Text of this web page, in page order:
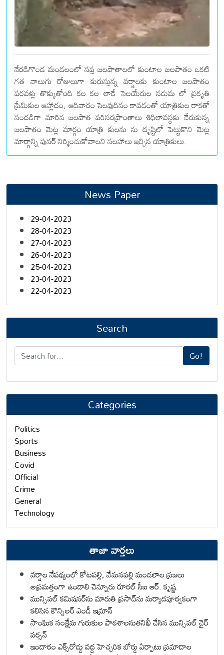
నేరడిగొండ మండలంలో సప్త జలపాతాలలో కుంటాల జలపాతం ఒకటి
గత నాలుగు రోజులుగా కురుస్తున్న వర్షాలకు కుంటాల జలపాతం
పరవళ్లు తొక్కుతోంది కల కల లాడే సెలయేరుల నడుమ లో ప్రకృతి
ప్రేమికుల ఆహ్లాదం, ఆదివారం సెలవుదినం కావడంతో యాత్రికుల రాకతో
సందడిగా మారిన జలపాత పరిసరప్రాంతాలు శిధిలావస్థకు చేరుకున్న
జలపాతం మెట్ల మార్గం యాత్రి కులను ను దృష్టిలో పెట్టుకొని మెట్ల
మార్గాన్ని పునర్ నిర్మించుకోవాలని సలహాలు ఇచ్చిన యాత్రికులు.
News Paper
29-04-2023
28-04-2023
27-04-2023
26-04-2023
25-04-2023
23-04-2023
22-04-2023
Search
Go!
Categories
Politics
Sports
Business
Covid
Official
Crime
General
Technology
తాజా వార్తలు
వర్షాల నేపథ్యంలో కోటపల్లి, వేమనపల్లి మండలాల ప్రజలు
అప్రమత్తంగా ఉండాలి చెన్నూరు రూరల్ సీఐ ఆర్. కృష్ణ
మున్సిపల్ కమిషనర్‌ను మారుతి ప్రసాద్‌ను మర్యాదపూర్వకంగా
కలిసిన కౌన్సిలర్ ఎండీ ఇమ్రాన్ ​
సాంఘిక సంక్షేమ గురుకుల పాఠశాలనుతనిఖీ చేసిన మున్సిపల్ చైర్
పర్సన్
ఇందారం ఎక్స్‌రోడ్డు వద్ద హెచ్చరిక బోర్డు ఏర్పాటు ప్రమాదాల